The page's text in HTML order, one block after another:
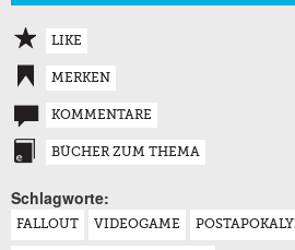
LIKE
MERKEN
KOMMENTARE
BÜCHER ZUM THEMA
Schlagworte:
FALLOUT VIDEOGAME